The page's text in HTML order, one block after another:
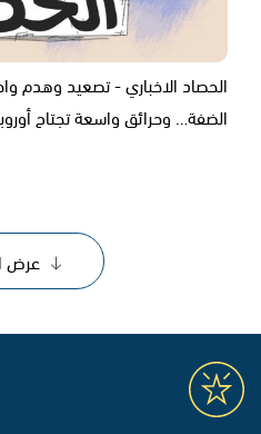
الحصاد الاخباري - تصعيد وهدم
الضفة… وحرائق واسعة تجتاح أوروبا -
عرض